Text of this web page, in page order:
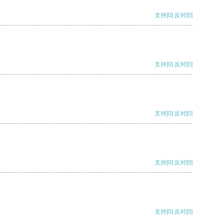
支持[0] 反对[0]
支持[0] 反对[0]
支持[0] 反对[0]
支持[0] 反对[0]
支持[0] 反对[0]